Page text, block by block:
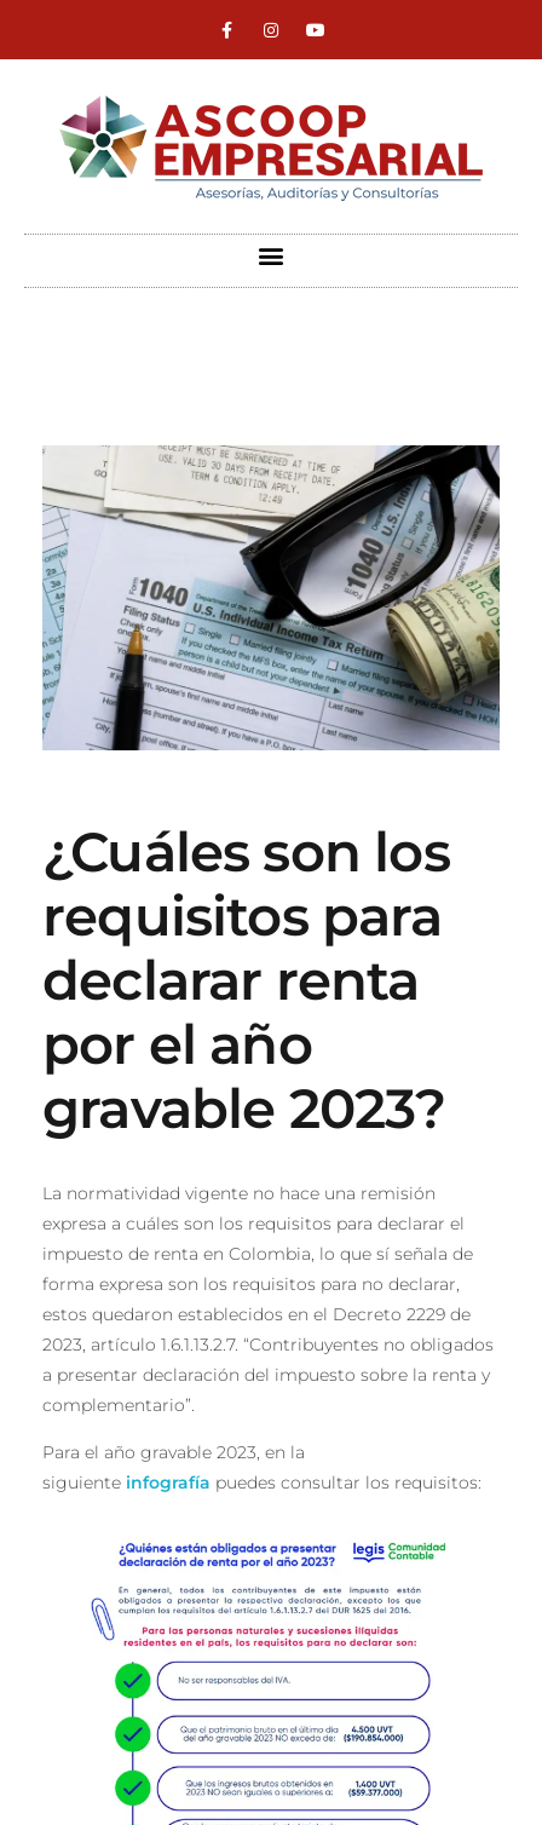
¿Cuáles son los
requisitos para
declarar renta
por el año
gravable 2023?
La normatividad vigente no hace una remisión
expresa a cuáles son los requisitos para declarar el
impuesto de renta en Colombia, lo que sí señala de
forma expresa son los requisitos para no declarar,
estos quedaron establecidos en el Decreto 2229 de
2023, artículo 1.6.1.13.2.7. “Contribuyentes no obligados
a presentar declaración del impuesto sobre la renta y
complementario”.
Para el año gravable 2023, en la
siguiente infografía puedes consultar los requisitos: